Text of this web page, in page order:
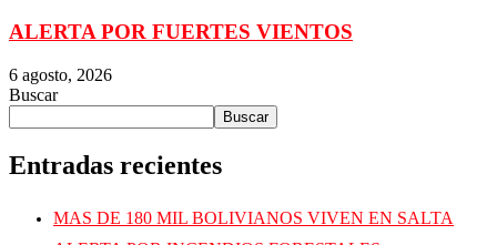
ALERTA POR FUERTES VIENTOS
6 agosto, 2026
Buscar
Buscar
Entradas recientes
MAS DE 180 MIL BOLIVIANOS VIVEN EN SALTA